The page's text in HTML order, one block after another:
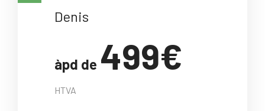
Denis
àpd de 499€
HTVA